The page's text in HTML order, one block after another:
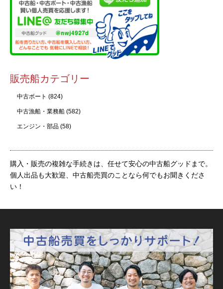
販売船カテゴリー
中古ボート (824)
中古漁船・業務船 (582)
エンジン・部品 (58)
購入・販売の複雑な手続きは、任せて安心の中古船グッドまで。
個人出品も大歓迎、中古船売買のことなら何でもお聞きくださ
い！